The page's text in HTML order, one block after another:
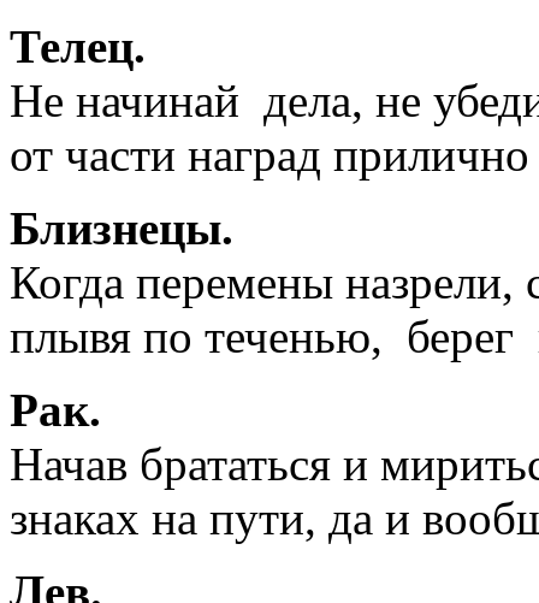
Телец.
Не начинай дела, не
от части наград прилично
Близнецы.
Когда перемены назрели,
плывя по теченью, берег
Рак.
Начав брататься и
знаках на пути, да и
Лев.